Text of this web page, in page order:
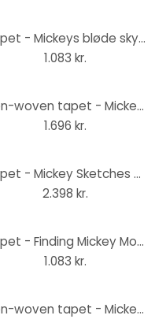
Tapet - Mickeys bløde skygger - 150 x 250 cm
1.083 kr.
Non-woven tapet - Mickey Heads-Up - 400 x 280 cm
1.696 kr.
Tapet - Mickey Sketches - 400 x 250 cm
2.398 kr.
Tapet - Finding Mickey Mouse - 150 x 250 cm
1.083 kr.
Non-woven tapet - Mickey Relax - 200 x 250 cm